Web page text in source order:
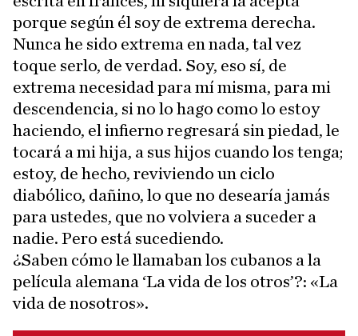
porque según él soy de extrema derecha.
Nunca he sido extrema en nada, tal vez
toque serlo, de verdad. Soy, eso sí, de
extrema necesidad para mí misma, para mi
descendencia, si no lo hago como lo estoy
haciendo, el infierno regresará sin piedad, le
tocará a mi hija, a sus hijos cuando los tenga;
estoy, de hecho, reviviendo un ciclo
diabólico, dañino, lo que no desearía jamás
para ustedes, que no volviera a suceder a
nadie. Pero está sucediendo.
¿Saben cómo le llamaban los cubanos a la
película alemana ‘La vida de los otros’?: «La
vida de nosotros».